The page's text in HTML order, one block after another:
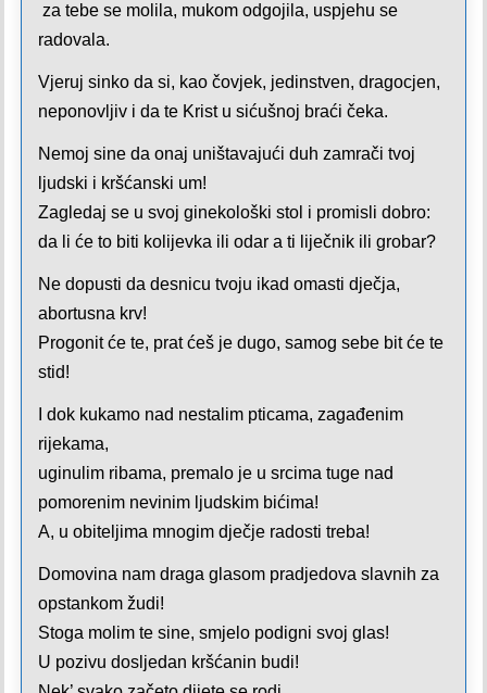
za tebe se molila, mukom odgojila, uspjehu se
radovala.
Vjeruj sinko da si, kao čovjek, jedinstven, dragocjen,
neponovljiv i da te Krist u sićušnoj braći čeka.
Nemoj sine da onaj uništavajući duh zamrači tvoj
ljudski i kršćanski um!
Zagledaj se u svoj ginekološki stol i promisli dobro:
da li će to biti kolijevka ili odar a ti liječnik ili grobar?
Ne dopusti da desnicu tvoju ikad omasti dječja,
abortusna krv!
Progonit će te, prat ćeš je dugo, samog sebe bit će te
stid!
I dok kukamo nad nestalim pticama, zagađenim
rijekama,
uginulim ribama, premalo je u srcima tuge nad
pomorenim nevinim ljudskim bićima!
A, u obiteljima mnogim dječje radosti treba!
Domovina nam draga glasom pradjedova slavnih za
opstankom žudi!
Stoga molim te sine, smjelo podigni svoj glas!
U pozivu dosljedan kršćanin budi!